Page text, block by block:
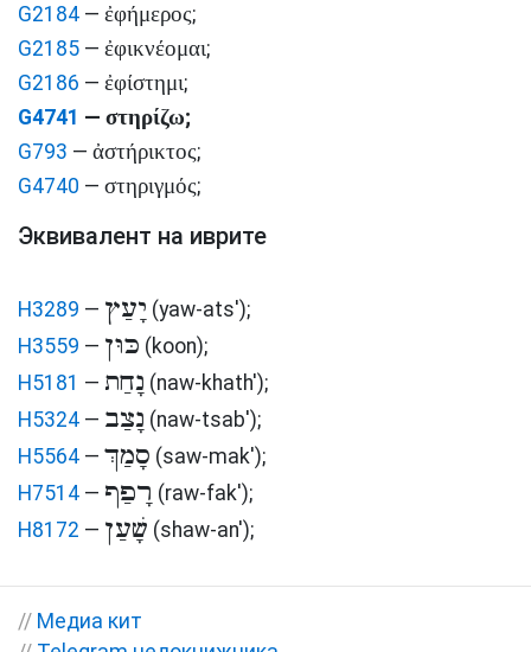
G2184 — ἐφήμερος;
G2185 — ἐφικνέομαι;
G2186 — ἐφίστημι;
G4741 — στηρίζω;
G793 — ἀστήρικτος;
G4740 — στηριγμός;
Эквивалент на иврите
H3289 — יָעַץ (yaw-ats');
H3559 — כּוּן (koon);
H5181 — נָחַת (naw-khath');
H5324 — נָצַב (naw-tsab');
H5564 — סָמַךְ (saw-mak');
H7514 — רָפַף (raw-fak');
H8172 — שָׁעַן (shaw-an');
// Медиа кит